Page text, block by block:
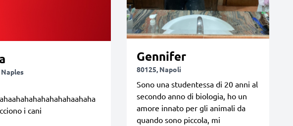
i cani
Gennifer
80125, Napoli
Sono una studentessa di 20 anni al
secondo anno di biologia, ho un
amore innato per gli animali da
quando sono piccola, mi